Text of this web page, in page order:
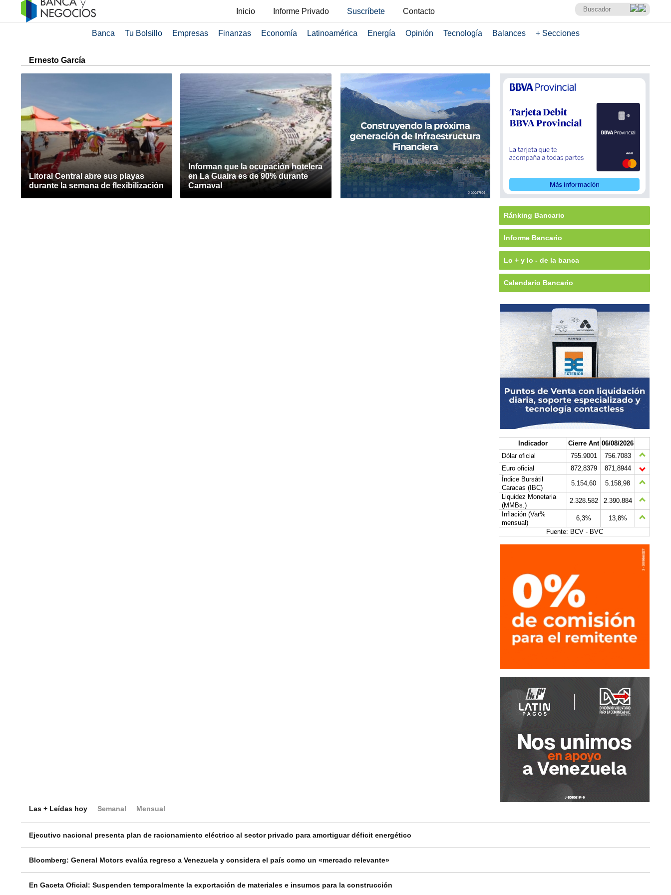
Inicio Informe Privado Suscríbete Contacto
Banca Tu Bolsillo Empresas Finanzas Economía Latinoamérica Energía Opinión Tecnología Balances + Secciones
Ernesto García
Litoral Central abre sus playas
durante la semana de flexibilización
Informan que la ocupación hotelera
en La Guaira es de 90% durante
Carnaval
Ránking Bancario
Informe Bancario
Lo + y lo - de la banca
Calendario Bancario
Indicador Cierre Ant 06/08/2026
Dólar oficial
755.9001
756.7083
Euro oficial
872,8379
871,8944
Índice Bursátil
Caracas (IBC)
5.154,60
5.158,98
Liquidez Monetaria
(MMBs.)
2.328.582
2.390.884
Inflación (Var%
mensual)
6,3%
13,8%
Fuente: BCV - BVC
Las + Leídas hoy Semanal Mensual
Ejecutivo nacional presenta plan de racionamiento eléctrico al sector privado para amortiguar déficit energético
Bloomberg: General Motors evalúa regreso a Venezuela y considera el país como un «mercado relevante»
En Gaceta Oficial: Suspenden temporalmente la exportación de materiales e insumos para la construcción